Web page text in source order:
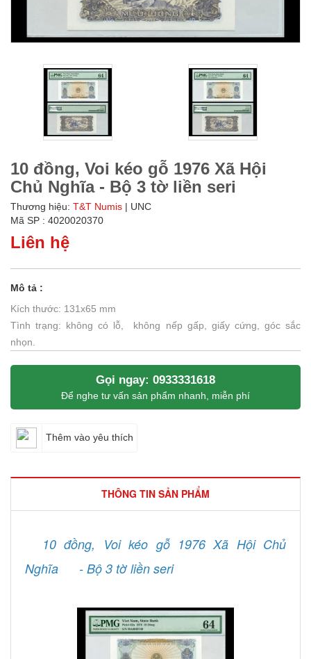
10 đồng, Voi kéo gỗ 1976 Xã Hội
Chủ Nghĩa - Bộ 3 tờ liền seri
Thương hiệu: T&T Numis | UNC
Mã SP : 4020020370
Liên hệ
Mô tả :
Kích thước: 131x65 mm
Tình trạng: không có lỗ, không nếp gấp, giấy cứng, góc sắc
nhọn.
Gọi ngay: 0933331618
Để nghe tư vấn sản phẩm nhanh, miễn phí
Thêm vào yêu thích
THÔNG TIN SẢN PHẨM
10 đồng, Voi kéo gỗ 1976 Xã Hội Chủ
Nghĩa
- Bộ 3 tờ liền seri